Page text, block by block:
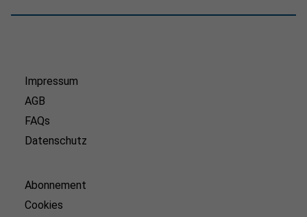
Impressum
AGB
FAQs
Datenschutz
Abonnement
Cookies